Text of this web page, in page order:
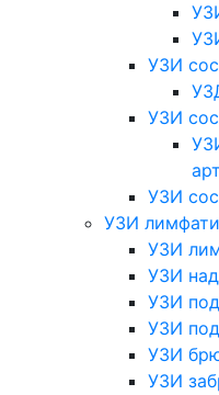
УЗИ
УЗИ
УЗИ
УЗИ
УЗИ
УЗИ
УЗИ
УЗИ
УЗИ
УЗИ